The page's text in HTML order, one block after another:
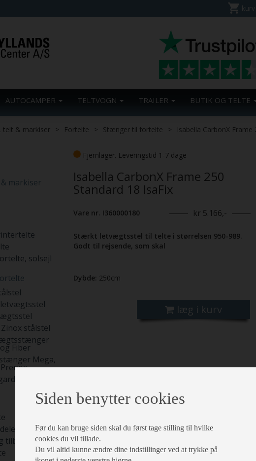
kurv
AUTOCAMPER TELTVOGN TRAILER BUTIK OG TELTE
telt & markiser Fortelte Stænger til fortelte Isabella CarbonX
markiser
solsejl
stålstel
Fiber
Mega,
tilbehør
Fjernlager. Leveringstid 1-7 dage
Isabella CarbonX Frame 250
Standard 18 IsaFix
Vare nr. I360000180 kr 5.166,-
Stærkt letvægtsstel til telte i størrelsen 950-989.
Godt til rejsende, som skal
Dybde: 250cm
læg i kurv
Siden benytter cookies
Før du kan bruge siden skal du først tage stilling til hvilke
cookies du vil tillade.
Du vil altid kunne ændre dine indstillinger ved at trykke på